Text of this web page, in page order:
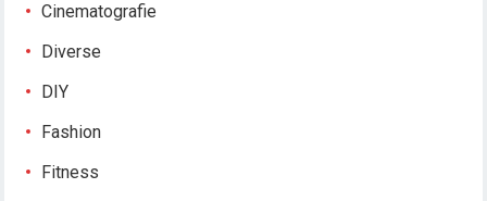
Cinematografie
Diverse
DIY
Fashion
Fitness